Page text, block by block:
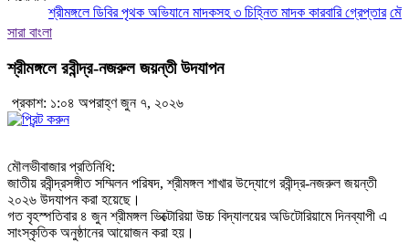
শ্রীমঙ্গলে ডিবির পৃথক অভিযানে মাদকসহ ৩ চিহ্নিত মাদক কারবারি গ্রেপ্তার
সারা বাংলা
শ্রীমঙ্গলে রবীন্দ্র-নজরুল জয়ন্তী উদযাপন
প্রকাশ: ১:০৪ অপরাহ্ণ জুন ৭, ২০২৬
মৌলভীবাজার প্রতিনিধি:
জাতীয় রবীন্দ্রসঙ্গীত সম্মিলন পরিষদ, শ্রীমঙ্গল শাখার উদ্যোগে রবীন্দ্র-নজরুল জয়ন্তী
২০২৬ উদযাপন করা হয়েছে।
গত বৃহস্পতিবার ৪ জুন শ্রীমঙ্গল ভিক্টোরিয়া উচ্চ বিদ্যালয়ের অডিটোরিয়ামে দিনব্যাপী এ
সাংস্কৃতিক অনুষ্ঠানের আয়োজন করা হয়।